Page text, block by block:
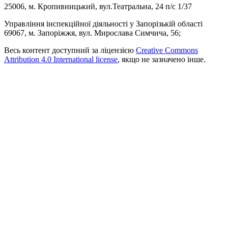
25006, м. Кропивницький, вул.Театральна, 24 п/с 1/37
Управління інспекційної діяльності у Запорізькій області
69067, м. Запоріжжя, вул. Мирослава Симчича, 56;
Весь контент доступний за ліцензією Creative Commons
Attribution 4.0 International license, якщо не зазначено інше.